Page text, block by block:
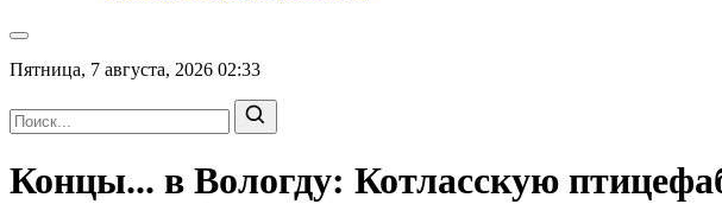
Пятница, 7 августа, 2026 02:33
Концы... в Вологду: Котласскую